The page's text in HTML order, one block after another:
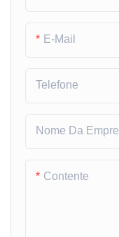
E-Mail
Telefone
Nome Da
Contente